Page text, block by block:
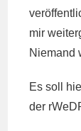
mir
Niemand
Es soll
der